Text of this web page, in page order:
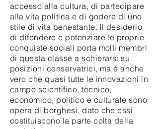
accesso alla cultura, di partecipare
alla vita politica e di godere di uno
stile di vita benestante. Il desiderio
di difendere e potenziare le proprie
conquiste sociali porta molti membri
di questa classe a schierarsi su
posizioni conservatrici, ma è anche
vero che quasi tutte le innovazioni in
campo scientifico, tecnico,
economico, politico e culturale sono
opera di borghesi, dato che essi
costituiscono la parte colta della